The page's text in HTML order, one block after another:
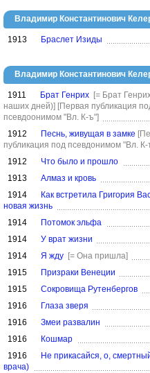
Владимир Константинович
1913 Браслет Изиды
Владимир Константинович
1911 Брат Генрих [= Брат
наших дней)] [Первая публикация
псевдоонимом "Вл. К-ъ"]
1912
Песнь, живущая в замке
публикация под псевдонимом "Вл. К-
1912
Что было и прошло
1913
Алмаз и кровь
1914
Как встретила Григория
новая жизнь
1914
Потомок эльфа
1914
У врат жизни
1914
Я жду [= Она пришла]
1915
Призраки Венеции
1915
Сокровища Рутенбергов
1916
Глаза зверя
1916
Змеи развалин
1916
Кошмар
1916
Не прикасайся, о,
врача)